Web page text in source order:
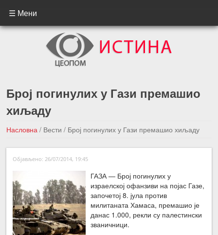
☰ Мени
Број погинулих у Гази премашио
хиљаду
Насловна / Вести/ Број погинулих у Гази премашио хиљаду
←Претходна вест
Следећа вест →
Објављено: 26/07/2014, 19:45
ГАЗА — Број погинулих у
израелској офанзиви на појас Газе,
започетој 8. јула против
милитаната Хамаса, премашио је
данас 1.000, рекли су палестински
званичници.